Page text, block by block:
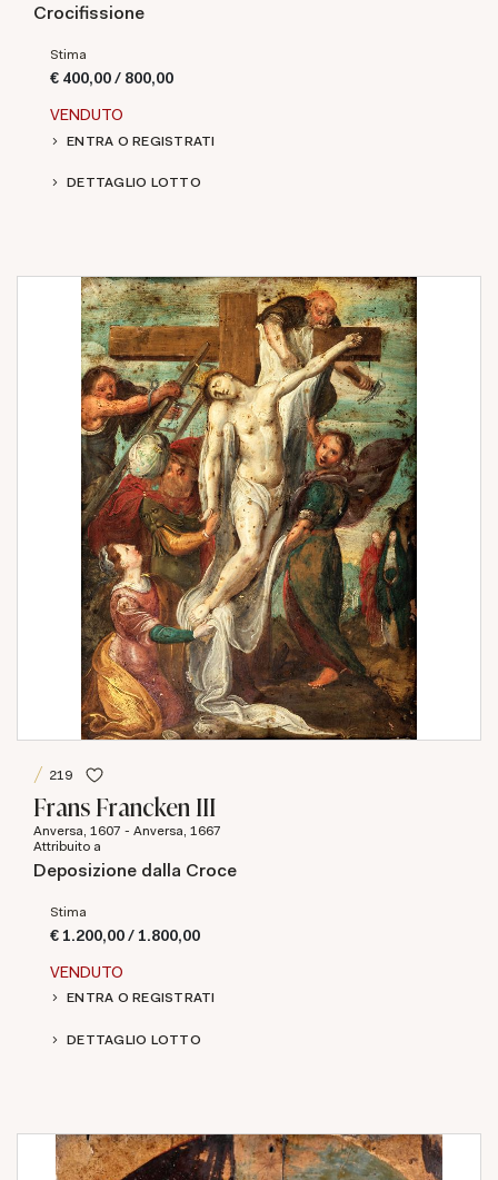
Crocifissione
Stima
€ 400,00 / 800,00
VENDUTO
ENTRA O REGISTRATI
DETTAGLIO LOTTO
219
Frans Francken III
Anversa, 1607 - Anversa, 1667
Attribuito a
Deposizione dalla Croce
Stima
€ 1.200,00 / 1.800,00
VENDUTO
ENTRA O REGISTRATI
DETTAGLIO LOTTO